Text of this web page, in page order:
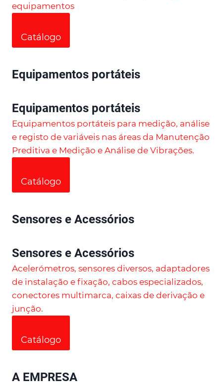
equipamentos
Catálogo
Equipamentos portáteis
Equipamentos portáteis
Equipamentos portáteis para medição, análise
e registo de variáveis nas áreas da Manutenção
Preditiva e Medição e Análise de Vibrações.
Catálogo
Sensores e Acessórios
Sensores e Acessórios
Acelerómetros, sensores diversos, adaptadores
de instalação e fixação, cabos especializados,
conectores multimarca, caixas de derivação e
junção.
Catálogo
A EMPRESA